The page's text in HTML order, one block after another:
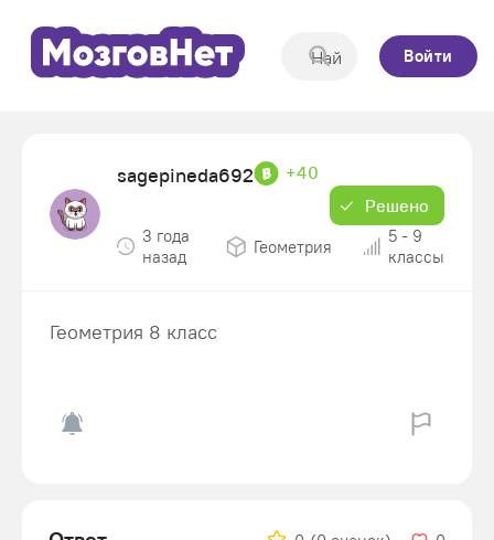
Войти
sagepineda692
+40
Решено
3 года
назад
Геометрия
5 - 9
классы
Геометрия 8 класс